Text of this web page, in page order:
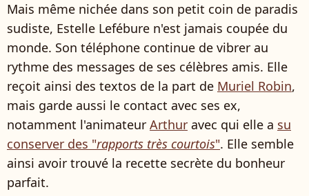
Mais même nichée dans son petit coin de paradis
sudiste, Estelle Lefébure n'est jamais coupée du
monde. Son téléphone continue de vibrer au
rythme des messages de ses célèbres amis. Elle
reçoit ainsi des textos de la part de Muriel Robin,
mais garde aussi le contact avec ses ex,
notamment l'animateur Arthur avec qui elle a su
conserver des "rapports très courtois". Elle semble
ainsi avoir trouvé la recette secrète du bonheur
parfait.